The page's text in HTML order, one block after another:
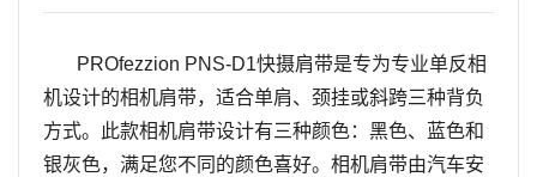
PROfezzion PNS-D1快摄肩带是专为专业单反相
机设计的相机肩带， 适合单肩、颈挂或斜跨三种背负
方式。
此款相机肩带设计有三种颜色：黑色、蓝色和
银灰色，满足您不同的颜色喜好。 相机肩带由汽车安